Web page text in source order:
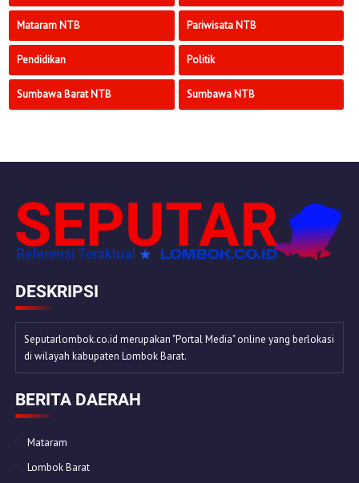
Mataram NTB Pariwisata NTB
Pendidikan Politik
Sumbawa Barat NTB Sumbawa NTB
DESKRIPSI
Seputarlombok.co.id merupakan "Portal Media" online yang berlokasi
di wilayah kabupaten Lombok Barat.
BERITA DAERAH
Mataram
Lombok Barat